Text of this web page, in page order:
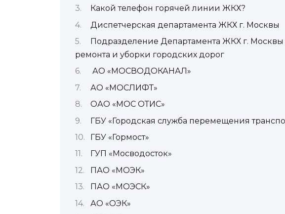
Какой телефон горячей линии ЖКХ?
Диспетчерская департамента ЖКХ г. Москвы
Подразделение Департамента ЖКХ г.
ремонта и уборки городских дорог
АО «МОСВОДОКАНАЛ»
АО «МОСЛИФТ»
ОАО «МОС ОТИС»
ГБУ «Городская служба перемещения
ГБУ «Гормост»
ГУП «Мосводосток»
ПАО «МОЭК»
ПАО «МОЭСК»
АО «ОЭК»